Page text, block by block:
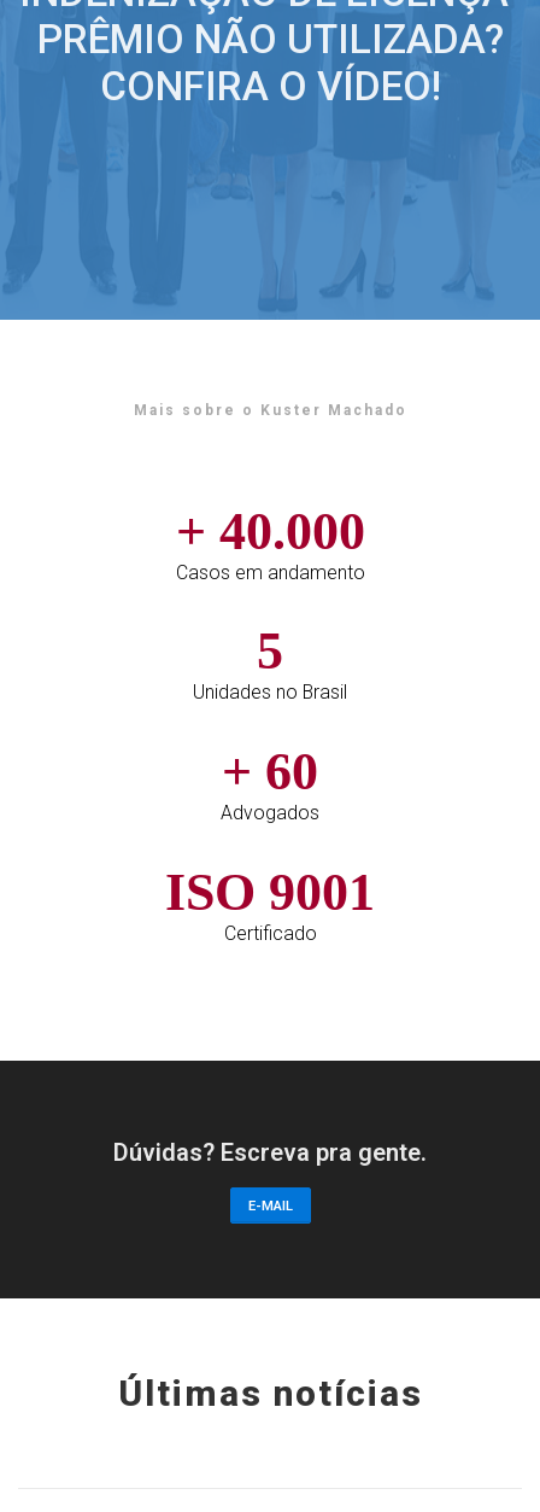
PRÊMIO NÃO UTILIZADA?
CONFIRA O VÍDEO!
Mais sobre o Kuster Machado
+ 40.000
Casos em andamento
5
Unidades no Brasil
+ 60
Advogados
ISO 9001
Certificado
Dúvidas? Escreva pra gente.
E-MAIL
Últimas notícias